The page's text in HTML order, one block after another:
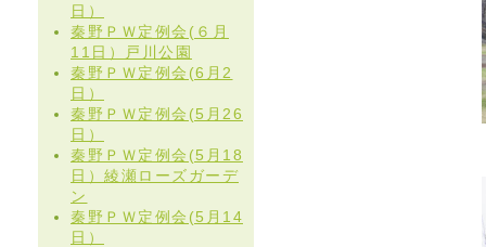
日）
秦野ＰＷ定例会(６月
11日）戸川公園
秦野ＰＷ定例会(6月2
日）
秦野ＰＷ定例会(5月26
日）
秦野ＰＷ定例会(5月18
日）綾瀬ローズガーデ
ン
秦野ＰＷ定例会(5月14
日）